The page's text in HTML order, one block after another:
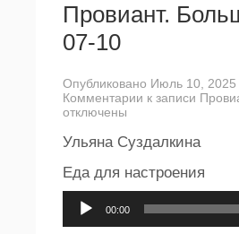
Провиант.
07-10
Опубликовано Июль 10, 2025
Комментарии к записи
отключены
Ульяна Суздалкина
Еда для настроения
00:00